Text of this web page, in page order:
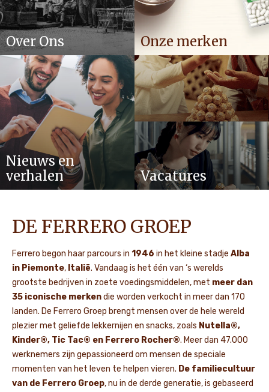
Over Ons Onze merken
Nieuws en
verhalen
Vacatures
DE FERRERO GROEP
Ferrero begon haar parcours in 1946 in het kleine stadje Alba
in Piemonte, Italië. Vandaag is het één van ‘s werelds
grootste bedrijven in zoete voedingsmiddelen, met meer dan
35 iconische merkendie worden verkocht in meer dan 170
landen. De Ferrero Groep brengt mensen over de hele wereld
plezier met geliefde lekkernijen en snacks, zoals Nutella®,
Kinder®, Tic Tac® en Ferrero Rocher®. Meer dan 47.000
werknemers zijn gepassioneerd om mensen de speciale
momenten van het leven te helpen vieren. De familiecultuur
van de Ferrero Groep, nu in de derde generatie, is gebaseerd